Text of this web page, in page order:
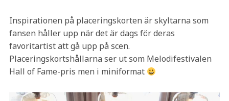
Inspirationen på placeringskorten är skyltarna som
fansen håller upp när det är dags för deras
favoritartist att gå upp på scen.
Placeringskortshållarna ser ut som Melodifestivalen
Hall of Fame-pris men i miniformat